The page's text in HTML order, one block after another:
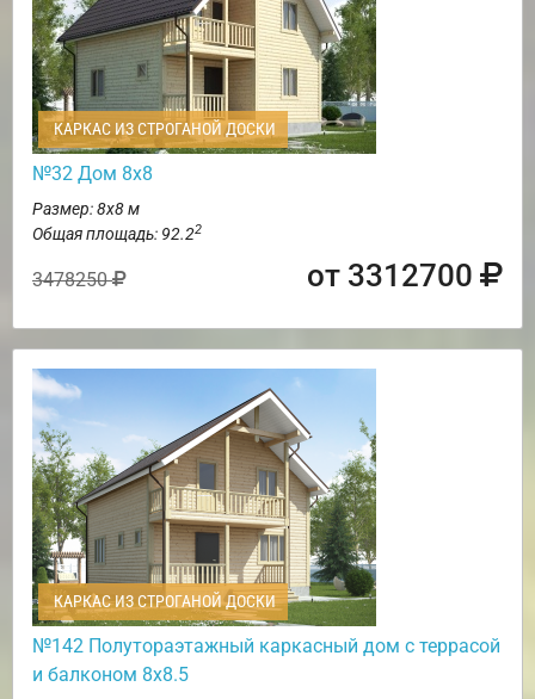
КАРКАС ИЗ СТРОГАНОЙ ДОСКИ
№32 Дом 8х8
Размер: 8х8 м
Общая площадь: 92.22
3478250 от 3312700
КАРКАС ИЗ СТРОГАНОЙ ДОСКИ
№142 Полутораэтажный каркасный дом с террасой
и балконом 8х8.5